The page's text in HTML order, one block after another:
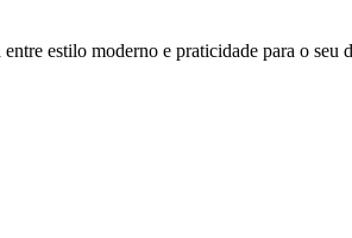
estilo moderno e praticidade para o seu